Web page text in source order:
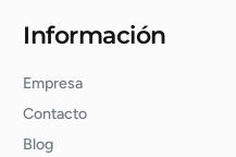
Información
Empresa
Contacto
Blog